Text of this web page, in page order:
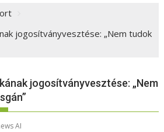
jogosítványvesztése: „Nem tudok
jogosítványvesztése: „Nem
AI